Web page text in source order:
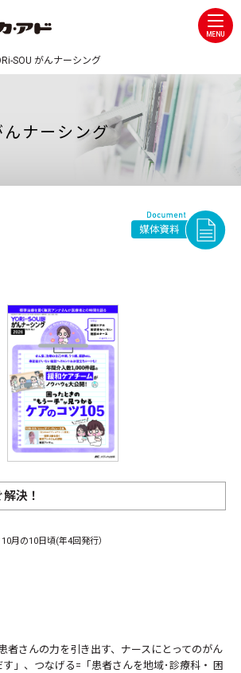
MENU
SOU がんナーシング
んナーシング
決！
月の10日頃(年4回発行）
者さんの力を引き出す、ナースにとってのがん
」、つなげる=「患者さんを地域･診療科・ 困